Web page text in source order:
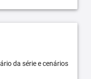
da série e cenários